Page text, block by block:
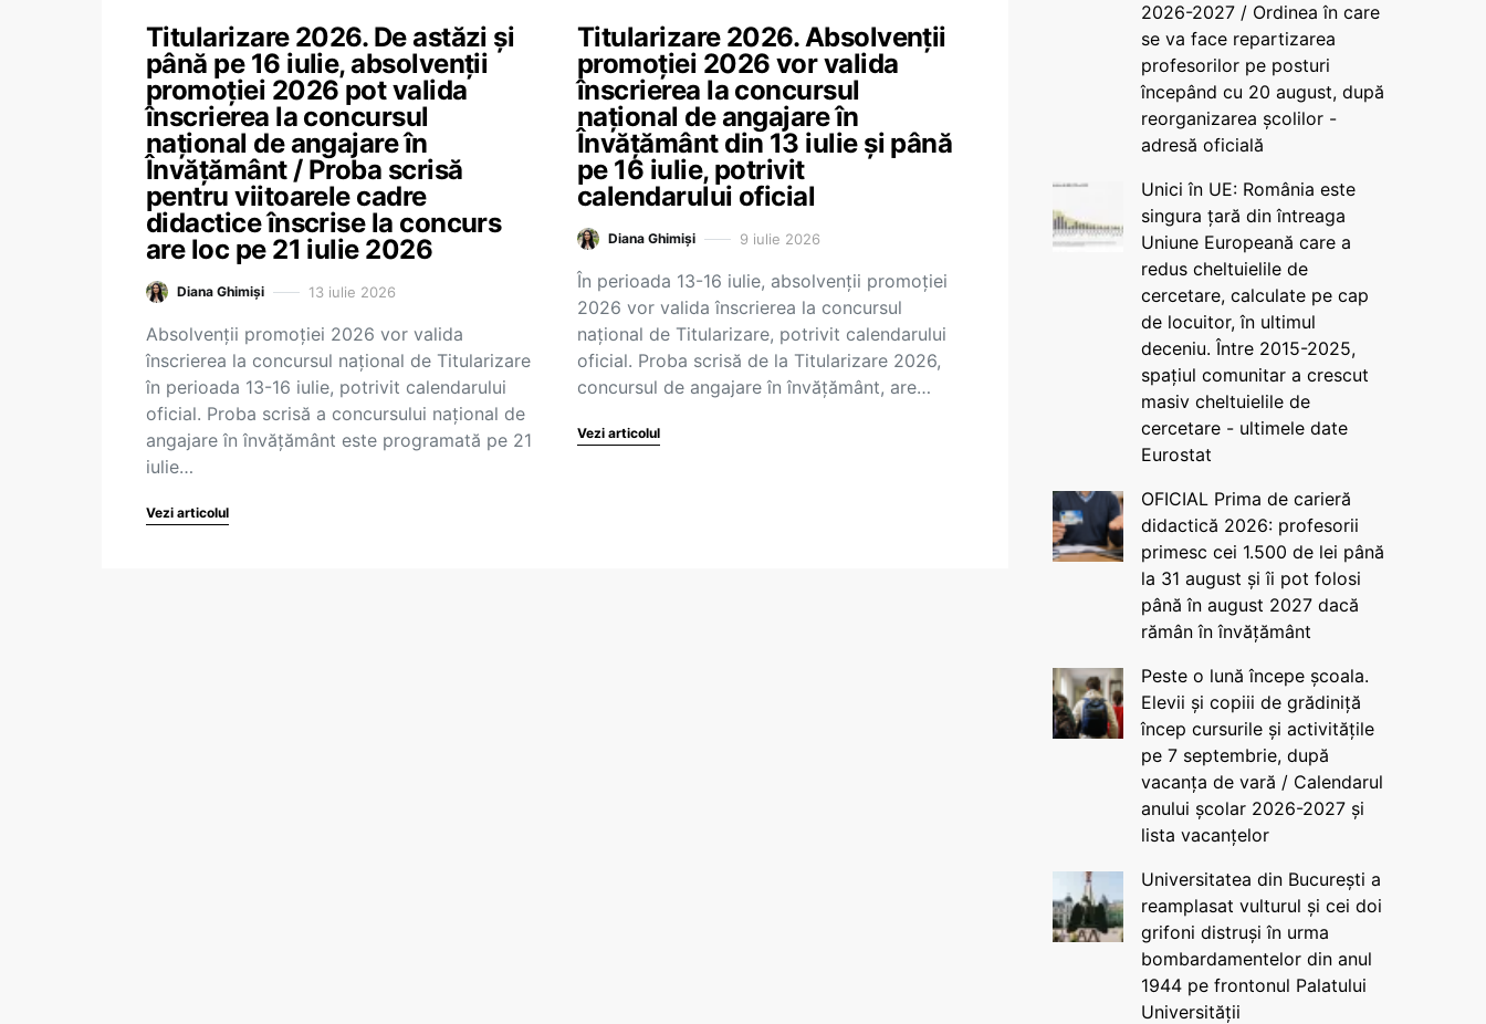
Titularizare 2026. De astăzi și
până pe 16 iulie, absolvenții
promoției 2026 pot valida
înscrierea la concursul
național de angajare în
Învățământ / Proba scrisă
pentru viitoarele cadre
didactice înscrise la concurs
are loc pe 21 iulie 2026
Diana Ghimiși 13 iulie 2026
Absolvenții promoției 2026 vor valida
înscrierea la concursul național de Titularizare
în perioada 13-16 iulie, potrivit calendarului
oficial. Proba scrisă a concursului național de
angajare în învățământ este programată pe 21
iulie…
Vezi articolul
Titularizare 2026. Absolvenții
promoției 2026 vor valida
înscrierea la concursul
național de angajare în
Învățământ din 13 iulie și până
pe 16 iulie, potrivit
calendarului oficial
Diana Ghimiși 9 iulie 2026
În perioada 13-16 iulie, absolvenții promoției
2026 vor valida înscrierea la concursul
național de Titularizare, potrivit calendarului
oficial. Proba scrisă de la Titularizare 2026,
concursul de angajare în învățământ, are…
Vezi articolul
2026-2027 / Ordinea în care
se va face repartizarea
profesorilor pe posturi
începând cu 20 august, după
reorganizarea școlilor -
adresă oficială
Unici în UE: România este
singura țară din întreaga
Uniune Europeană care a
redus cheltuielile de
cercetare, calculate pe cap
de locuitor, în ultimul
deceniu. Între 2015-2025,
spațiul comunitar a crescut
masiv cheltuielile de
cercetare - ultimele date
Eurostat
OFICIAL Prima de carieră
didactică 2026: profesorii
primesc cei 1.500 de lei până
la 31 august și îi pot folosi
până în august 2027 dacă
rămân în învățământ
Peste o lună începe școala.
Elevii și copiii de grădiniță
încep cursurile și activitățile
pe 7 septembrie, după
vacanța de vară / Calendarul
anului școlar 2026-2027 și
lista vacanțelor
Universitatea din București a
reamplasat vulturul și cei doi
grifoni distruși în urma
bombardamentelor din anul
1944 pe frontonul Palatului
Universității